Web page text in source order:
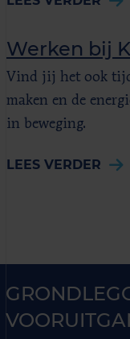
Werken bij
Vind jij het ook
maken en de
in beweging.
LEES VERDER